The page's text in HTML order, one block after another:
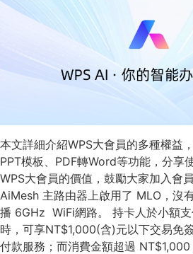
本文詳細介紹WPS大會員的多種權益
PPT模板、PDF轉Word等功能，分享
WPS大會員的價值，鼓勵大家加入會
AiMesh 主路由器上啟用了 MLO，沒
播 6GHz WiFi網路。 持卡人於小額
時，可享NT$1,000(含)元以下交易免
付款服務；而消費金額超過 NT$1,000